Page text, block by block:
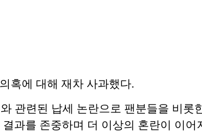
혹에 대해 재차 사과했다.
관련된 납세 논란으로 팬분들을 비롯
과를 존중하며 더 이상의 혼란이 이어